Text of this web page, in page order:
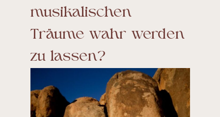
musikalischen
Träume wahr werden
zu lassen?